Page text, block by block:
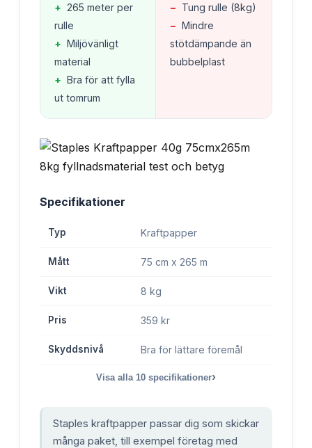
+ 265 meter per
rulle
+ Miljövänligt
material
+ Bra för att fylla
ut tomrum
− Tung rulle (8kg)
− Mindre
stötdämpande än
bubbelplast
Specifikationer
Typ Kraftpapper
Mått 75 cm x 265 m
Vikt 8 kg
Pris 359 kr
Skyddsnivå Bra för lättare föremål
Visa alla 10 specifikationer›
Staples kraftpapper passar dig som skickar
många paket, till exempel företag med